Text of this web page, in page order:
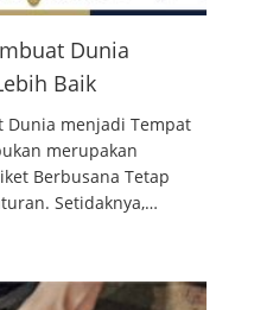
Dunia
Baik
Dunia menjadi Tempat
merupakan
Berbusana Tetap
Setidaknya,…